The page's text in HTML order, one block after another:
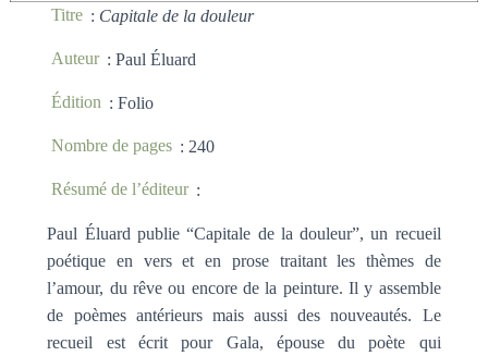
Titre : Capitale de la douleur
Auteur : Paul Éluard
Édition : Folio
Nombre de pages : 240
Résumé de l’éditeur :
Paul Éluard publie “Capitale de la douleur”, un recueil
poétique en vers et en prose traitant les thèmes de
l’amour, du rêve ou encore de la peinture. Il y assemble
de poèmes antérieurs mais aussi des nouveautés. Le
recueil est écrit pour Gala, épouse du poète qui